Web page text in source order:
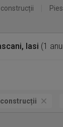
Iasi (1
construcții